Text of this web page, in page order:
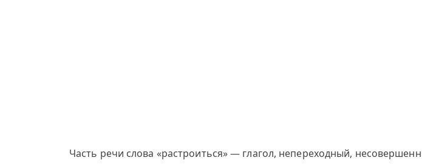
Часть речи слова «растроиться» — глагол, непереходный,